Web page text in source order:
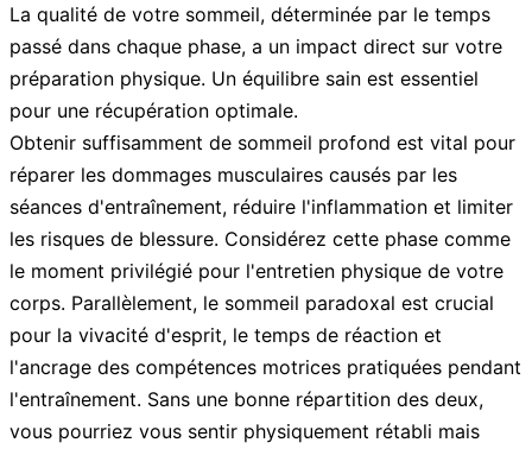
La qualité de votre sommeil, déterminée par le temps
passé dans chaque phase, a un impact direct sur votre
préparation physique. Un équilibre sain est essentiel
pour une récupération optimale.
Obtenir suffisamment de sommeil profond est vital pour
réparer les dommages musculaires causés par les
séances d'entraînement, réduire l'inflammation et limiter
les risques de blessure. Considérez cette phase comme
le moment privilégié pour l'entretien physique de votre
corps. Parallèlement, le sommeil paradoxal est crucial
pour la vivacité d'esprit, le temps de réaction et
l'ancrage des compétences motrices pratiquées pendant
l'entraînement. Sans une bonne répartition des deux,
vous pourriez vous sentir physiquement rétabli mais